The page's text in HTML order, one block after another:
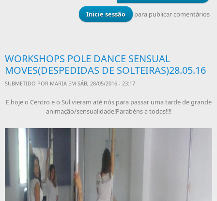
Inicie sessão para publicar comentários
WORKSHOPS POLE DANCE SENSUAL
MOVES(DESPEDIDAS DE SOLTEIRAS)28.05.16
SUBMETIDO POR MARIA EM SÁB, 28/05/2016 - 23:17
E hoje o Centro e o Sul vieram até nós para passar uma tarde de grande
animação/sensualidade!Parabéns a todas!!!!